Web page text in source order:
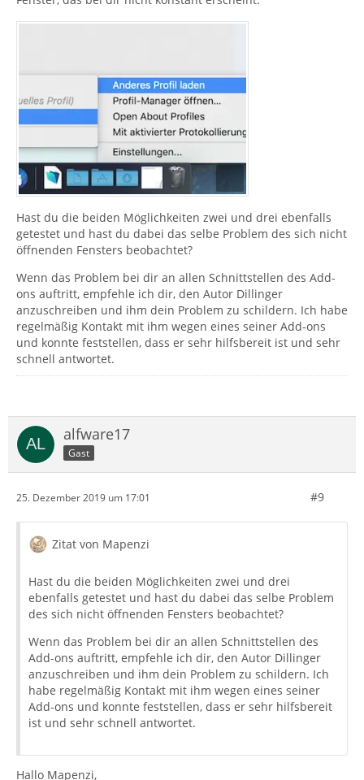
Hast du die beiden Möglichkeiten zwei und drei ebenfalls
getestet und hast du dabei das selbe Problem des sich nicht
öffnenden Fensters beobachtet?
Wenn das Problem bei dir an allen Schnittstellen des Add-
ons auftritt, empfehle ich dir, den Autor Dillinger
anzuschreiben und ihm dein Problem zu schildern. Ich habe
regelmäßig Kontakt mit ihm wegen eines seiner Add-ons
und konnte feststellen, dass er sehr hilfsbereit ist und sehr
schnell antwortet.
alfware17
Gast
25. Dezember 2019 um 17:01 #9
Zitat von Mapenzi
Hast du die beiden Möglichkeiten zwei und drei
ebenfalls getestet und hast du dabei das selbe Problem
des sich nicht öffnenden Fensters beobachtet?
Wenn das Problem bei dir an allen Schnittstellen des
Add-ons auftritt, empfehle ich dir, den Autor Dillinger
anzuschreiben und ihm dein Problem zu schildern. Ich
habe regelmäßig Kontakt mit ihm wegen eines seiner
Add-ons und konnte feststellen, dass er sehr hilfsbereit
ist und sehr schnell antwortet.
Hallo Mapenzi,